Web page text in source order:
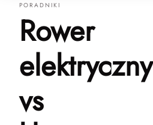
PORADNIKI
Rower
elektryczny
vs